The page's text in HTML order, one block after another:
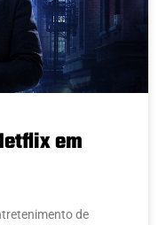
em
de